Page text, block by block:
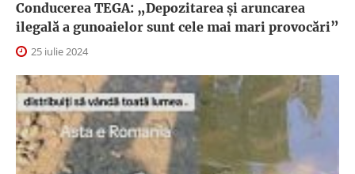
Conducerea TEGA: „Depozitarea și aruncarea
ilegală a gunoaielor sunt cele mai mari provocări”
25 iulie 2024